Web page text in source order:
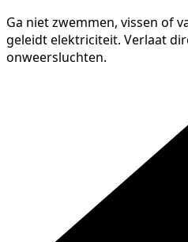
Ga niet zwemmen, vissen of
geleidt elektriciteit. Verlaat
onweersluchten.